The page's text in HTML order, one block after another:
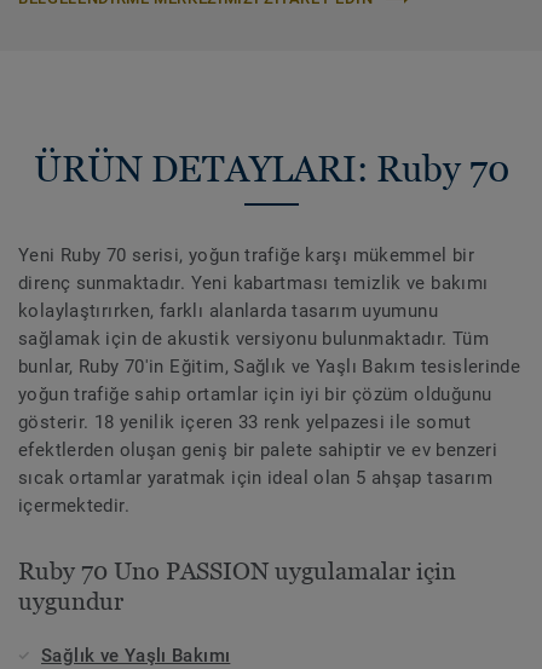
ÜRÜN DETAYLARI: Ruby 70
Yeni Ruby 70 serisi, yoğun trafiğe karşı mükemmel bir
direnç sunmaktadır. Yeni kabartması temizlik ve bakımı
kolaylaştırırken, farklı alanlarda tasarım uyumunu
sağlamak için de akustik versiyonu bulunmaktadır. Tüm
bunlar, Ruby 70'in Eğitim, Sağlık ve Yaşlı Bakım tesislerinde
yoğun trafiğe sahip ortamlar için iyi bir çözüm olduğunu
gösterir. 18 yenilik içeren 33 renk yelpazesi ile somut
efektlerden oluşan geniş bir palete sahiptir ve ev benzeri
sıcak ortamlar yaratmak için ideal olan 5 ahşap tasarım
içermektedir.
Ruby 70 Uno PASSION uygulamalar için
uygundur
Sağlık ve Yaşlı Bakımı